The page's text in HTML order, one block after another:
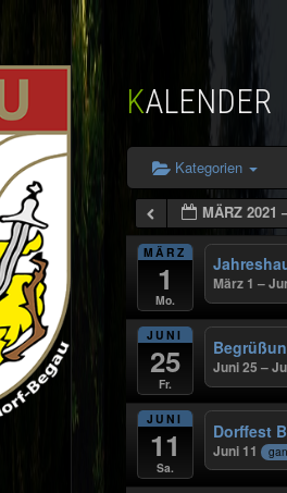
KALENDER
Kategorien
MÄRZ 2021
MÄRZ
1
Mo.
März 1 –
JUNI
25
Fr.
Juni 25 –
JUNI
11
Sa.
Dorffest
Juni 11